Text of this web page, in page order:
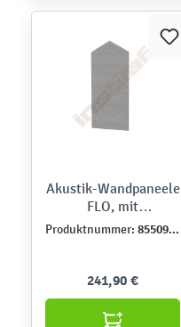
Akustik-Wandpaneele
FLO, mit
Bahamabezug, E
Produktnummer: 855093-1
241,90 €